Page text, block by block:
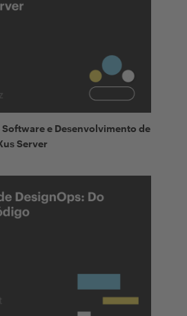
e Desenvolvimento de
Server